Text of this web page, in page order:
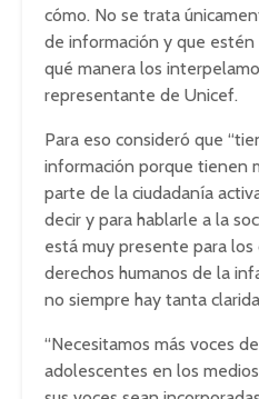
cómo. No se trata
de información y que estén
qué manera los
representante de Unicef.
Para eso consideró que
información porque tienen
parte de la ciudadanía
decir y para hablarle a la
está muy presente para
derechos humanos de la
no siempre hay tanta
“Necesitamos más voces
adolescentes en los